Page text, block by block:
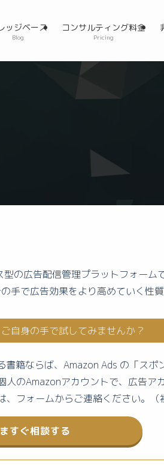
ッジベース
Blog
コンサルティング料金
Pricing
の広告配信管理プラットフォーム
で広告効果をより高めていく性質
自身の手で試してみませんか？
書籍ならば、Amazon Ads の「スポ
のAmazonアカウントで、広告ア
フォームからご連絡ください。（
すぐ相談する